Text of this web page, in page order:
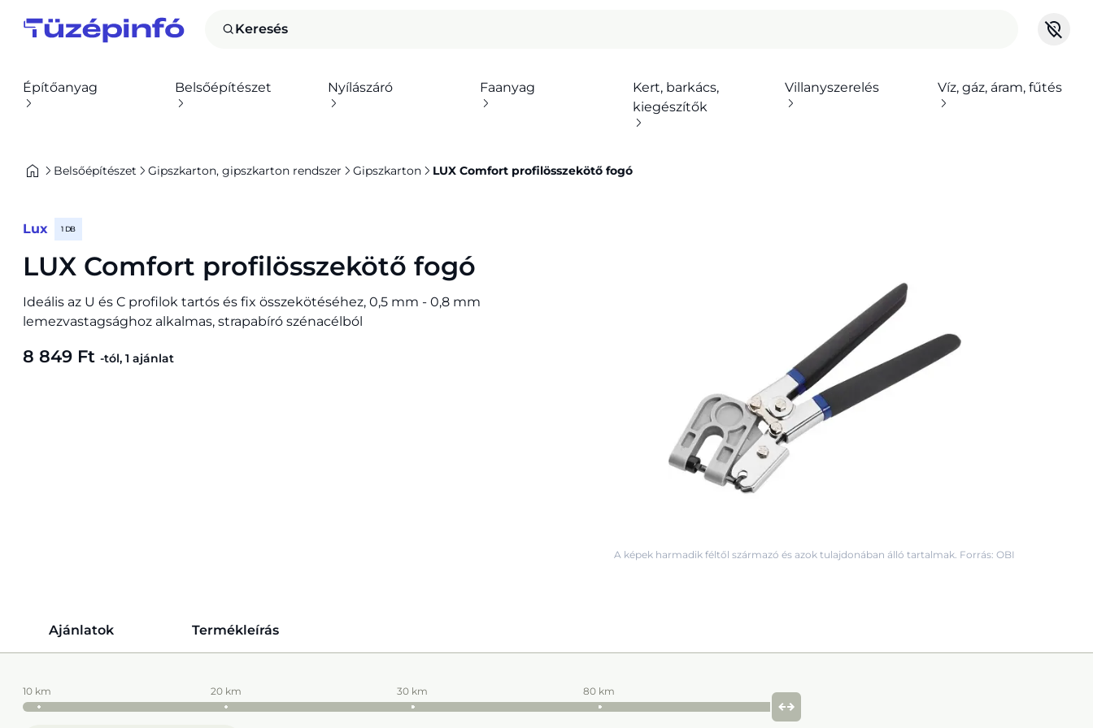
Keresés
Építőanyag Belsőépítészet Nyílászáró Faanyag
Kert, barkács,
kiegészítők
Villanyszerelés Víz, gáz, áram, fűtés
Belsőépítészet Gipszkarton, gipszkarton rendszer Gipszkarton LUX Comfort profilösszekötő fogó
Lux 1 DB
LUX Comfort profilösszekötő fogó
Ideális az U és C profilok tartós és fix összekötéséhez, 0,5 mm - 0,8 mm
lemezvastagsághoz alkalmas, strapabíró szénacélból
8 849 Ft -tól, 1 ajánlat
A képek harmadik féltől származó és azok tulajdonában álló tartalmak. Forrás: OBI
Ajánlatok Termékleírás
10 km 20 km 30 km 80 km